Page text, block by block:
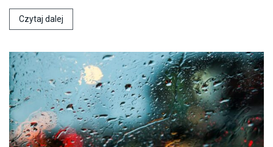
Czytaj dalej